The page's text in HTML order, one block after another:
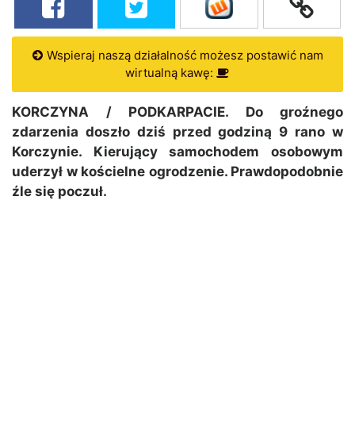
Wspieraj naszą działalność możesz postawić nam
wirtualną kawę:
KORCZYNA / PODKARPACIE. Do groźnego
zdarzenia doszło dziś przed godziną 9 rano w
Korczynie. Kierujący samochodem osobowym
uderzył w kościelne ogrodzenie. Prawdopodobnie
źle się poczuł.